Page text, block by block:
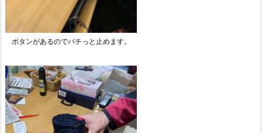
ボタンがあるのでパチっと止めます。